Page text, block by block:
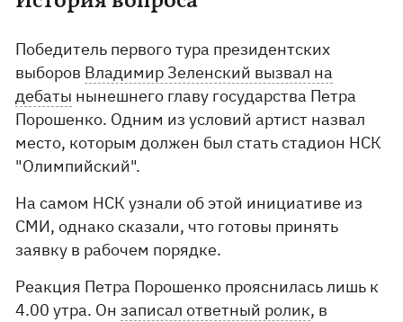
Победитель первого тура президентских
выборов Владимир Зеленский вызвал на
дебаты нынешнего главу государства Петра
Порошенко. Одним из условий артист назвал
место, которым должен был стать стадион НСК
"Олимпийский".
На самом НСК узнали об этой инициативе из
СМИ, однако сказали, что готовы принять
заявку в рабочем порядке.
Реакция Петра Порошенко прояснилась лишь к
4.00 утра. Онзаписал ответный ролик, в